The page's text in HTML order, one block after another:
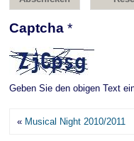
Captcha *
Geben Sie den obigen Text
« Musical Night 2010/2011